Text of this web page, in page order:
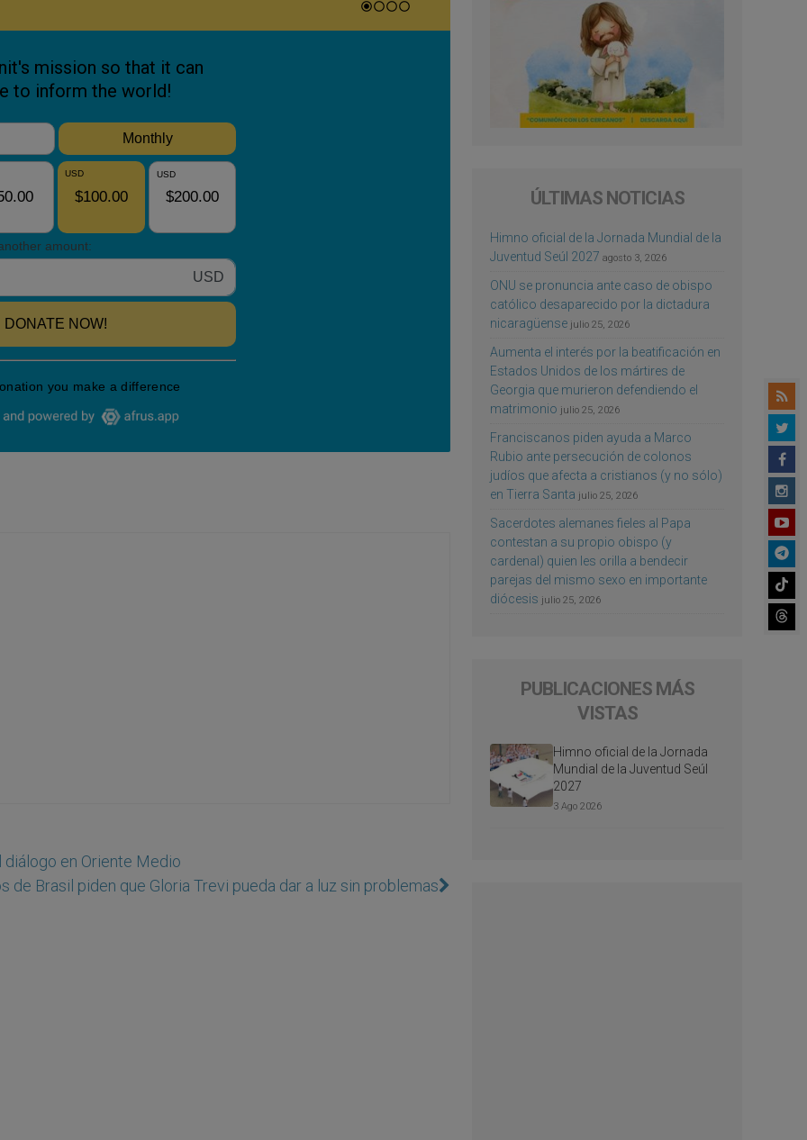
en Oriente Medio
de Brasil piden que Gloria Trevi pueda dar a luz sin problemas
ÚLTIMAS NOTICIAS
Himno oficial de la Jornada Mundial de la
Juventud Seúl 2027 agosto 3, 2026
ONU se pronuncia ante caso de obispo
católico desaparecido por la dictadura
nicaragüense julio 25, 2026
Aumenta el interés por la beatificación en
Estados Unidos de los mártires de
Georgia que murieron defendiendo el
matrimonio julio 25, 2026
Franciscanos piden ayuda a Marco
Rubio ante persecución de colonos
judíos que afecta a cristianos (y no sólo)
en Tierra Santa julio 25, 2026
Sacerdotes alemanes fieles al Papa
contestan a su propio obispo (y
cardenal) quien les orilla a bendecir
parejas del mismo sexo en importante
diócesis julio 25, 2026
PUBLICACIONES MÁS
VISTAS
Himno oficial de la Jornada
Mundial de la Juventud Seúl
2027
3 Ago 2026